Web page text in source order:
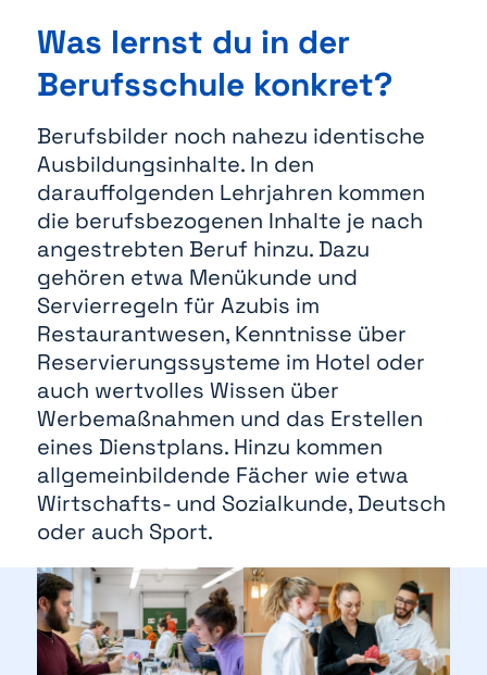
Was lernst du in der
Berufsschule konkret?
Berufsbilder noch nahezu identische
Ausbildungsinhalte. In den
darauffolgenden Lehrjahren kommen
die berufsbezogenen Inhalte je nach
angestrebten Beruf hinzu. Dazu
gehören etwa Menükunde und
Servierregeln für Azubis im
Restaurantwesen, Kenntnisse über
Reservierungssysteme im Hotel oder
auch wertvolles Wissen über
Werbemaßnahmen und das Erstellen
eines Dienstplans. Hinzu kommen
allgemeinbildende Fächer wie etwa
Wirtschafts- und Sozialkunde, Deutsch
oder auch Sport.